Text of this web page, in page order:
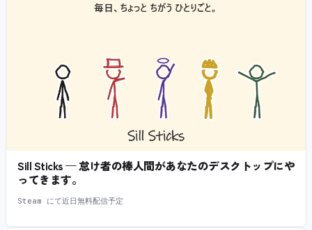
Sill Sticks — 怠け者の棒人間があなたのデスクトップにや
ってきます。
Steam にて近日無料配信予定